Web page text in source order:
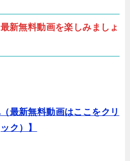
新無料動画を楽しみましょ
最新無料動画はここをクリ
ック）】